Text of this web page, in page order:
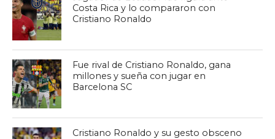
Costa Rica y lo compararon con
Cristiano Ronaldo
Fue rival de Cristiano Ronaldo, gana
millones y sueña con jugar en
Barcelona SC
Cristiano Ronaldo y su gesto obsceno